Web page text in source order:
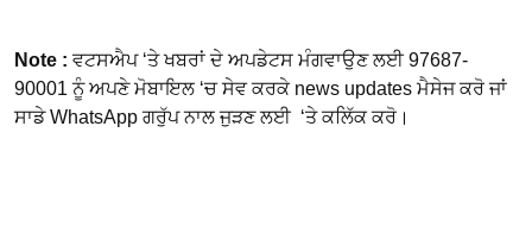
Note : ਵਟਸਐਪ ‘ਤੇ ਖਬਰਾਂ ਦੇ ਅਪਡੇਟਸ ਮੰਗਵਾਉਣ ਲਈ 97687-
90001 ਨੂੰ ਅਪਣੇ ਮੋਬਾਇਲ ‘ਚ ਸੇਵ ਕਰਕੇ news updates ਮੈਸੇਜ ਕਰੋ ਜਾਂ
ਸਾਡੇ WhatsApp ਗਰੁੱਪ ਨਾਲ ਜੁੜਣ ਲਈ ‘ਤੇ ਕਲਿੱਕ ਕਰੋ।